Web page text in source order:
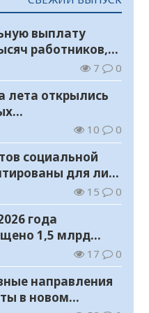
выплату
работников,
труда7 0
лета открылись
10 0
социальной
для лиц
15 0
года
1,5 млрд
17 0
направления
в новом